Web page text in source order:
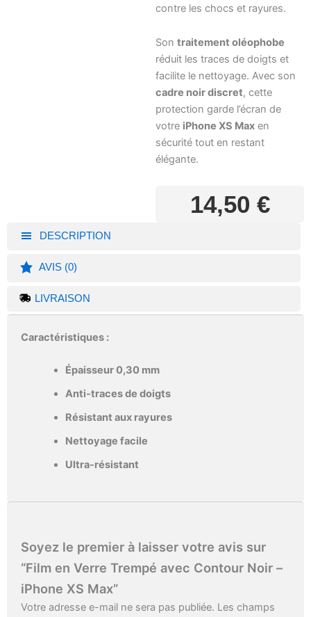
contre les chocs et rayures.
Son traitement oléophobe
réduit les traces de doigts et
facilite le nettoyage. Avec son
cadre noir discret, cette
protection garde l’écran de
votre iPhone XS Max en
sécurité tout en restant
élégante.
14,50 €
DESCRIPTION
AVIS (0)
LIVRAISON
Caractéristiques :
Épaisseur 0,30 mm
Anti-traces de doigts
Résistant aux rayures
Nettoyage facile
Ultra-résistant
Soyez le premier à laisser votre avis sur
“Film en Verre Trempé avec Contour Noir –
iPhone XS Max”
Votre adresse e-mail ne sera pas publiée. Les champs